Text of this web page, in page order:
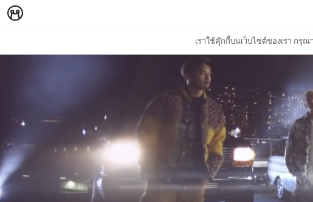
เราใช้คุ๊กกี้บนเว็บไซต์ของเรา กรุ